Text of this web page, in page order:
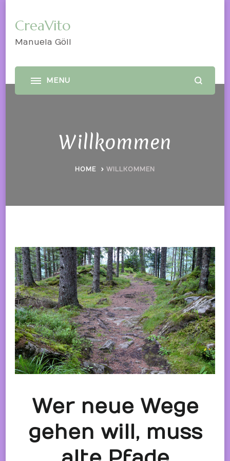
CreaVito
Manuela Göll
Willkommen
HOME WILLKOMMEN
Wer neue Wege
gehen will, muss